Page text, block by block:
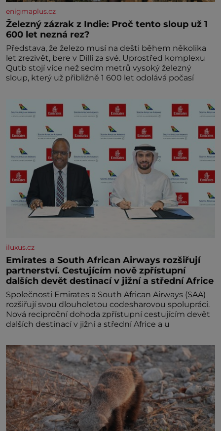
enigmaplus.cz
Železný zázrak z Indie: Proč tento sloup už 1
600 let nezná rez?
Představa, že železo musí na dešti během několika
let zrezivět, bere v Dillí za své. Uprostřed komplexu
Qutb stojí více než sedm metrů vysoký železný
sloup, který už přibližně 1 600 let odolává počasí
iluxus.cz
Emirates a South African Airways rozšiřují
partnerství. Cestujícím nově zpřístupní
dalších devět destinací v jižní a střední Africe
Společnosti Emirates a South African Airways (SAA)
rozšiřují svou dlouholetou codesharovou spolupráci.
Nová reciproční dohoda zpřístupní cestujícím devět
dalších destinací v jižní a střední Africe a u